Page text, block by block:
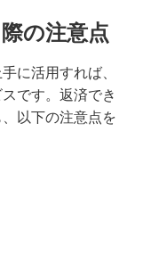
っておきたいメ
法や避けるべき
説
の注意点
に活用すれば、
です。返済でき
以下の注意点を